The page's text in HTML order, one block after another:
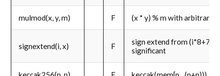
mulmod(x, y, m) F (x * y) % m with arbitrary
signextend(i, x) F
sign extend from
significant